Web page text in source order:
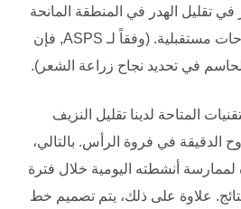
في تقليل الهدر في المنطقة المانحة
مستقبلية. (وفقاً لـ ASPS, فإن
في تحديد نجاح زراعة الشعر).
المتاحة لدينا تقليل النزيف
الدقيقة في فروة الرأس. بالتالي،
أنشطته اليومية خلال فترة
علاوة على ذلك، يتم تصميم خط